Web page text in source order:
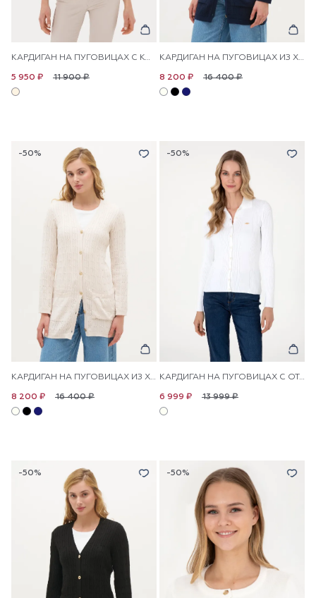
КАРДИГАН НА ПУГОВИЦАХ С КОРОТКИМ РУКАВОМ АЖУРНОЙ ВЯЗКИ
11 900 ₽
5 950 ₽
КАРДИГАН НА ПУГОВИЦАХ ИЗ ХЛОПКА С УЗОРОМ КОСИЧКА УДЛИНЕННЫЙ
16 400 ₽
8 200 ₽
-50%
КАРДИГАН НА ПУГОВИЦАХ ИЗ ХЛОПКА С УЗОРОМ КОСИЧКА УДЛИНЕННЫЙ
16 400 ₽
8 200 ₽
-50%
КАРДИГАН НА ПУГОВИЦАХ С ОТЛОЖНЫМ ВОРОТНИКОМ
13 999 ₽
6 999 ₽
-50% -50%